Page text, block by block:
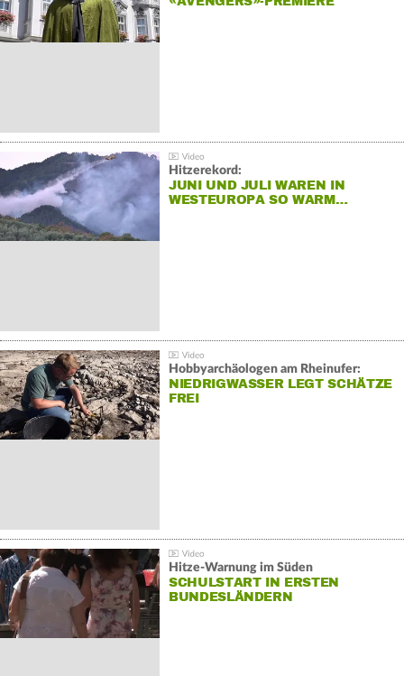
Hitzerekord:
JUNI UND JULI WAREN IN
WESTEUROPA SO WARM…
Hobbyarchäologen am Rheinufer:
NIEDRIGWASSER LEGT SCHÄTZE
FREI
Hitze-Warnung im Süden
SCHULSTART IN ERSTEN
BUNDESLÄNDERN